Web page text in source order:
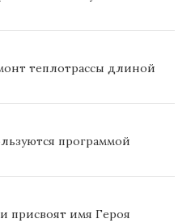
теплотрассы длиной
программой
присвоят имя Героя